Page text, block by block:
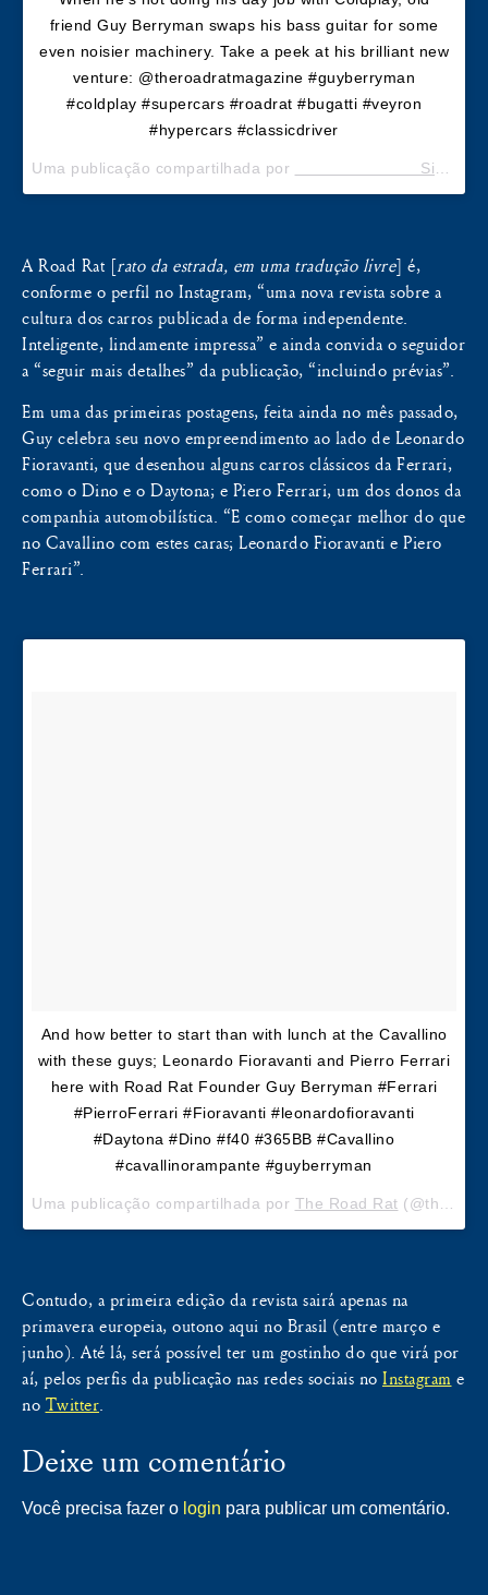
friend Guy Berryman swaps his bass guitar for some
even noisier machinery. Take a peek at his brilliant new
venture: @theroadratmagazine #guyberryman
#coldplay #supercars #roadrat #bugatti #veyron
#hypercars #classicdriver
Uma publicação compartilhada por ⠀⠀⠀⠀⠀⠀⠀⠀⠀⠀⠀Simon Kidston
A Road Rat [rato da estrada, em uma tradução livre] é,
conforme o perfil no Instagram, “uma nova revista sobre a
cultura dos carros publicada de forma independente.
Inteligente, lindamente impressa” e ainda convida o seguidor
a “seguir mais detalhes” da publicação, “incluindo prévias”.
Em uma das primeiras postagens, feita ainda no mês passado,
Guy celebra seu novo empreendimento ao lado de Leonardo
Fioravanti, que desenhou alguns carros clássicos da Ferrari,
como o Dino e o Daytona; e Piero Ferrari, um dos donos da
companhia automobilística. “E como começar melhor do que
no Cavallino com estes caras; Leonardo Fioravanti e Piero
Ferrari”.
And how better to start than with lunch at the Cavallino
with these guys; Leonardo Fioravanti and Pierro Ferrari
here with Road Rat Founder Guy Berryman #Ferrari
#PierroFerrari #Fioravanti #leonardofioravanti
#Daytona #Dino #f40 #365BB #Cavallino
#cavallinorampante #guyberryman
Uma publicação compartilhada por The Road Rat (@theroadratmagazine) em
Contudo, a primeira edição da revista sairá apenas na
primavera europeia, outono aqui no Brasil (entre março e
junho). Até lá, será possível ter um gostinho do que virá por
aí, pelos perfis da publicação nas redes sociais no Instagram e
no Twitter.
Deixe um comentário
Você precisa fazer o login para publicar um comentário.